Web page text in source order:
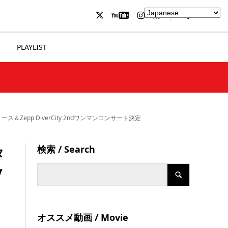
PLAYLIST
ス＆Zepp DiverCity 2ndワンマンコンサート決定
検索 / Search
オススメ動画 / Movie